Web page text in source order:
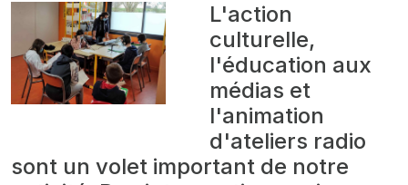
L'action
culturelle,
l'éducation aux
médias et
l'animation
d'ateliers radio
sont un volet important de notre